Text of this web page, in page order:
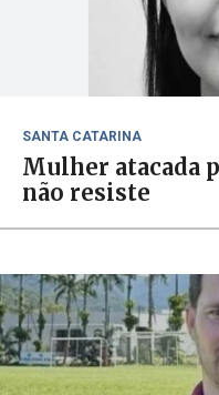
SANTA CATARINA
Mulher atacada
não resiste